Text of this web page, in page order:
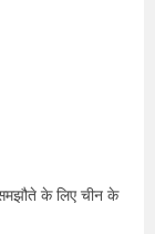
समझौते के लिए चीन के